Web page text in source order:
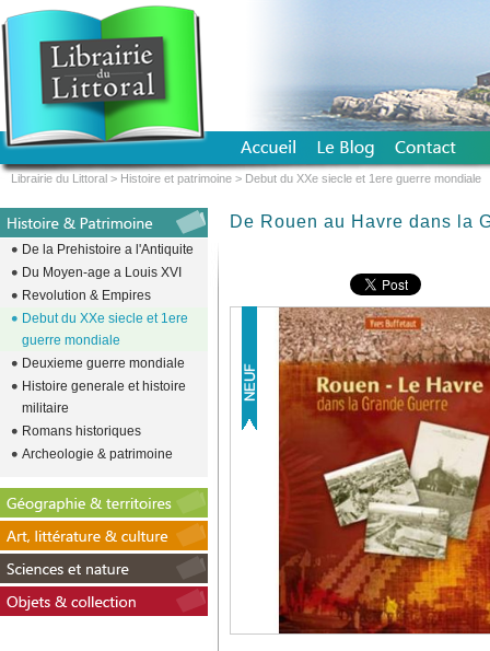
De Rouen au Havre dans la
De la Prehistoire a l'Antiquite
Du Moyen-age a Louis XVI
Revolution & Empires
Debut du XXe siecle et 1ere
guerre mondiale
Deuxieme guerre mondiale
Histoire generale et histoire
militaire
Romans historiques
Archeologie & patrimoine
Librairie du Littoral > Histoire et patrimoine > Debut du XXe siecle et 1ere guerre mondiale